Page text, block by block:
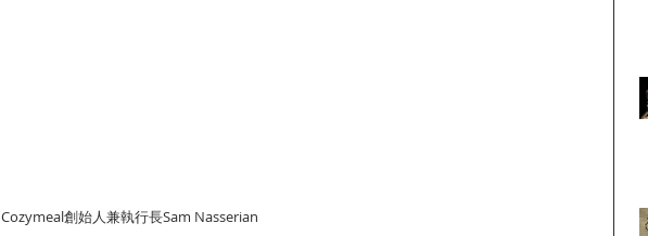
Cozymeal創始人兼執行長Sam Nasserian